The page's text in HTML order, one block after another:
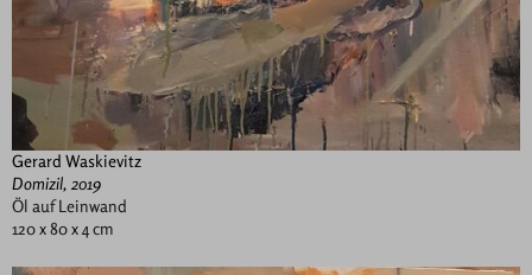
Gerard Waskievitz
Domizil, 2019
Öl auf Leinwand
120 x 80 x 4 cm